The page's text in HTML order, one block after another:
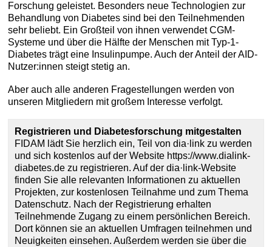
Forschung geleistet. Besonders neue Technologien zur
Behandlung von Diabetes sind bei den Teilnehmenden
sehr beliebt. Ein Großteil von ihnen verwendet CGM-
Systeme und über die Hälfte der Menschen mit Typ-1-
Diabetes trägt eine Insulinpumpe. Auch der Anteil der AID-
Nutzer:innen steigt stetig an.
Aber auch alle anderen Fragestellungen werden von
unseren Mitgliedern mit großem Interesse verfolgt.
Registrieren und Diabetesforschung mitgestalten
FIDAM lädt Sie herzlich ein, Teil von dia·link zu werden
und sich kostenlos auf der Website https://www.dialink-
diabetes.de zu registrieren. Auf der dia·link-Website
finden Sie alle relevanten Informationen zu aktuellen
Projekten, zur kostenlosen Teilnahme und zum Thema
Datenschutz. Nach der Registrierung erhalten
Teilnehmende Zugang zu einem persönlichen Bereich.
Dort können sie an aktuellen Umfragen teilnehmen und
Neuigkeiten einsehen. Außerdem werden sie über die